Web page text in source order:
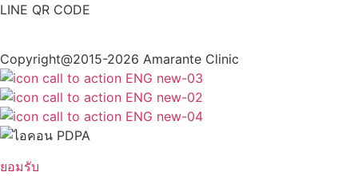
LINE QR CODE
Copyright@2015-2026 Amarante Clinic
ยอมรับ